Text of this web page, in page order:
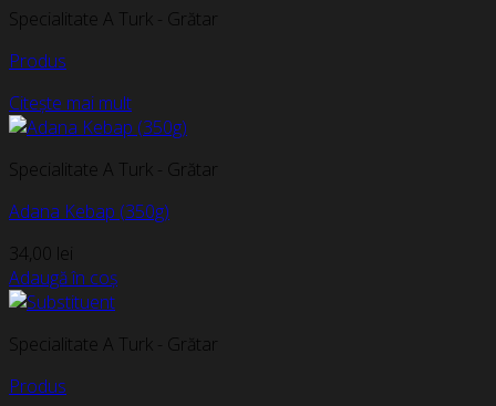
Specialitate A Turk - Grătar
Produs
Citește mai mult
Specialitate A Turk - Grătar
Adana Kebap (350g)
34,00 lei
Adaugă în coș
Specialitate A Turk - Grătar
Produs